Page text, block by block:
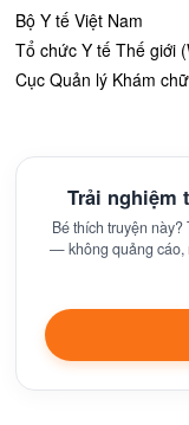
Bộ Y tế Việt Nam
Tổ chức Y tế Thế giới
Cục Quản lý Khám
Trải nghiệm
Bé thích truyện
— không quảng cáo,